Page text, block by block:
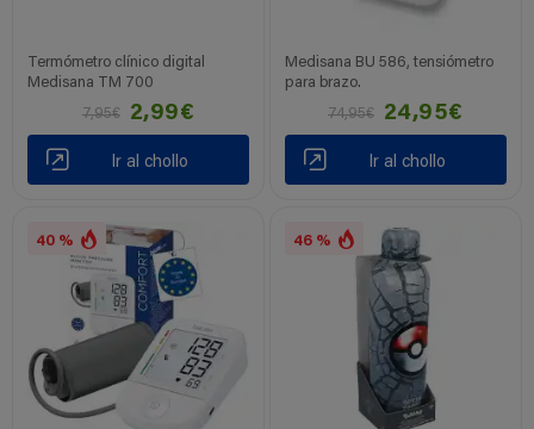
Termómetro clínico digital
Medisana TM 700
7,95€
2,99€
Ir al chollo
Medisana BU 586, tensiómetro
para brazo.
74,95€
24,95€
Ir al chollo
40 % 46 %